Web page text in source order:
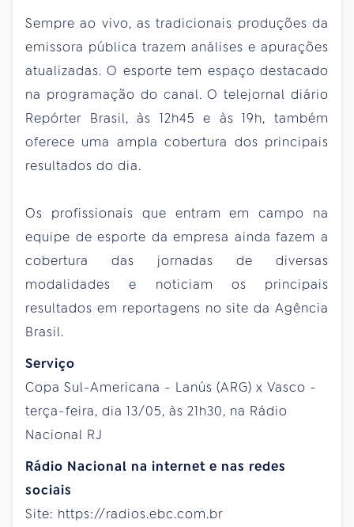
Sempre ao vivo, as tradicionais produções da
emissora pública trazem análises e apurações
atualizadas. O esporte tem espaço destacado
na programação do canal. O telejornal diário
Repórter Brasil, às 12h45 e às 19h, também
oferece uma ampla cobertura dos principais
resultados do dia.
Os profissionais que entram em campo na
equipe de esporte da empresa ainda fazem a
cobertura das jornadas de diversas
modalidades e noticiam os principais
resultados em reportagens no site da Agência
Brasil.
Serviço
Copa Sul-Americana - Lanús (ARG) x Vasco -
terça-feira, dia 13/05, às 21h30, na Rádio
Nacional RJ
Rádio Nacional na internet e nas redes
sociais
Site: https://radios.ebc.com.br